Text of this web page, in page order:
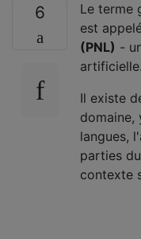
6
Le terme
est
(PNL) -
artificielle.
Il existe
domaine,
langues,
parties
contexte